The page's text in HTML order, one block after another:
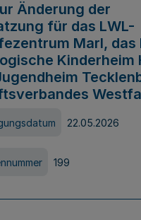
Änderung der
für das LWL-
Marl, das
Kinderheim
22.05.2026
199